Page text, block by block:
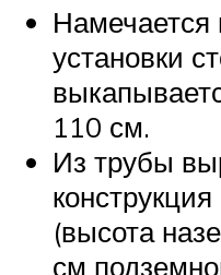
Намечается
установки
110 см.
Из трубы
(высота
см